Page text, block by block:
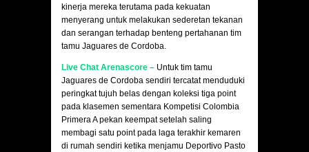
kinerja mereka terutama pada kekuatan
menyerang untuk melakukan sederetan tekanan
dan serangan terhadap benteng pertahanan tim
tamu Jaguares de Cordoba.
Live Chat Arenascore – Untuk tim tamu
Jaguares de Cordoba sendiri tercatat menduduki
peringkat tujuh belas dengan koleksi tiga point
pada klasemen sementara Kompetisi Colombia
Primera A pekan keempat setelah saling
membagi satu point pada laga terakhir kemaren
di rumah sendiri ketika menjamu Deportivo Pasto